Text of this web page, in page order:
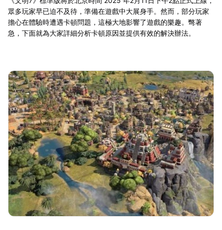
眾多玩家早已迫不及待，準備在遊戲中大展身手。然而，部分玩家
擔心在體驗時遭遇卡頓問題，這極大地影響了遊戲的樂趣。彆著
急，下面就為大家詳細分析卡頓原因並提供有效的解決辦法。